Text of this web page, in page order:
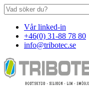
Vår linked-in
+46(0) 31-88 78 80
info@tribotec.se